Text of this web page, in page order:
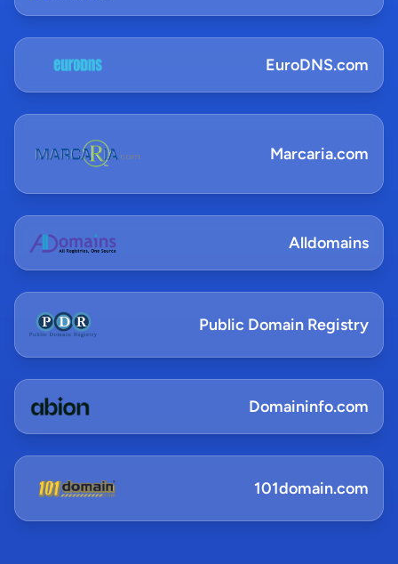
EuroDNS.com
Marcaria.com
Alldomains
Public Domain Registry
Domaininfo.com
101domain.com